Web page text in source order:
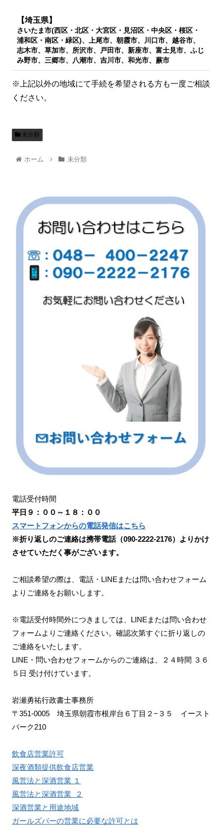
【埼玉県】
さいたま市(西区・北区・大宮区・見沼区・中央区・桜区・
浦和区・南区・緑区)、上尾市、朝霞市、川口市、越谷市、
志木市、草加市、所沢市、戸田市、新座市、富士見市、ふじ
み野市、三郷市、八潮市、吉川市、和光市、蕨市
※上記以外の地域にて手続を希望される方も一度ご相談
ください。
未分類
ホーム 未分類
電話受付時間
平日９：００～１８：００
スマートフォンからの電話発信はこちら
※折り返しのご連絡は携帯電話（090-2222-2176）よりかけ
させていただく事がございます。
ご相談希望の際は、電話・LINEまたは問い合わせフォーム
よりご連絡をお願いします。
※電話受付時間外につきましては、LINEまたは問い合わせ
フォームよりご連絡ください。確認次第すぐに折り返しの
ご連絡をいたします。
LINE・問い合わせフォームからのご連絡は、２４時間 ３６
５日 受け付けています。
岩瀬勇祐行政書士事務所
〒351-0005 埼玉県朝霞市根岸台６丁目２−３５ イースト
パーク210
飲食店営業許可
深夜酒類提供飲食店営業
風営法と深酒営業 １
風営法と深酒営業 ２
深酒営業と用途地域
ガールズバーの営業に必要な許可とは